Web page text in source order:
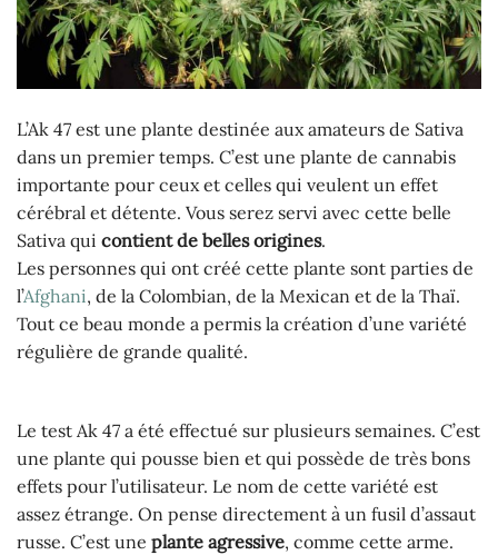
L’Ak 47 est une plante destinée aux amateurs de Sativa
dans un premier temps. C’est une plante de cannabis
importante pour ceux et celles qui veulent un effet
cérébral et détente. Vous serez servi avec cette belle
Sativa qui contient de belles origines.
Les personnes qui ont créé cette plante sont parties de
l’Afghani, de la Colombian, de la Mexican et de la Thaï.
Tout ce beau monde a permis la création d’une variété
régulière de grande qualité.
Le test Ak 47 a été effectué sur plusieurs semaines. C’est
une plante qui pousse bien et qui possède de très bons
effets pour l’utilisateur. Le nom de cette variété est
assez étrange. On pense directement à un fusil d’assaut
russe. C’est une plante agressive, comme cette arme.